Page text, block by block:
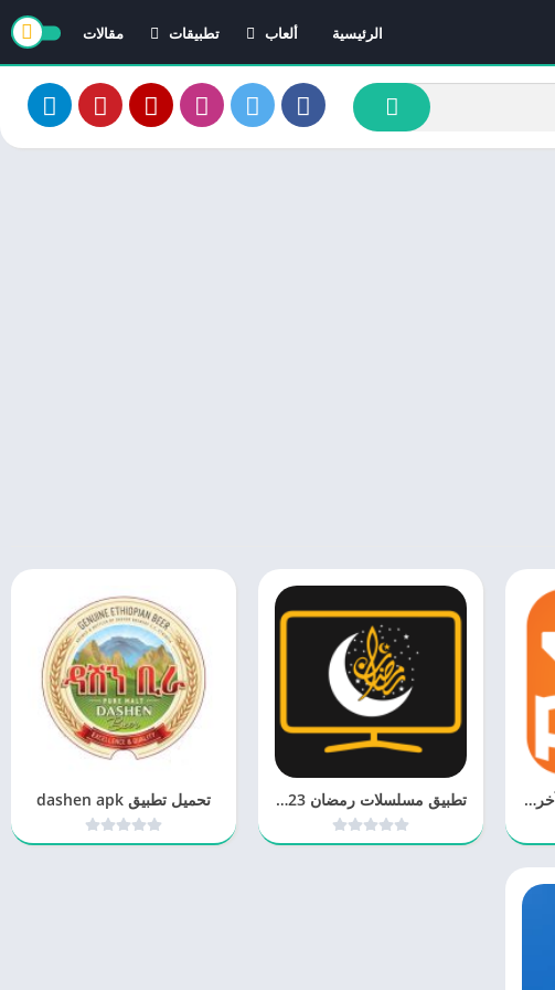
الرئيسية
ألعاب
العاب ايفون
العاب اندرويد
تطبيقات
تطبيقات ايفون
تطبيقات اندرويد
مقالات
تحميل تطبيق live plus آخر اصدار تطبيق مسلسلات رمضان 2023 مجانا تحميل تطبيق dashen apk